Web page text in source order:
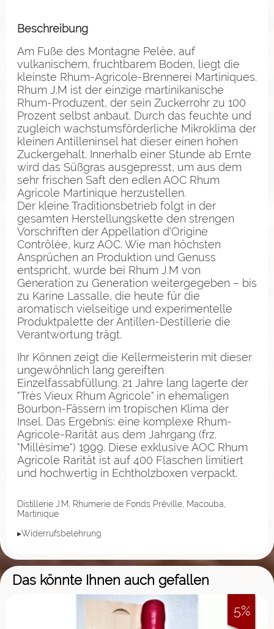
Beschreibung
Am Fuße des Montagne Pelée, auf
vulkanischem, fruchtbarem Boden, liegt die
kleinste Rhum-Agricole-Brennerei Martiniques.
Rhum J.M ist der einzige martinikanische
Rhum-Produzent, der sein Zuckerrohr zu 100
Prozent selbst anbaut. Durch das feuchte und
zugleich wachstumsförderliche Mikroklima der
kleinen Antilleninsel hat dieser einen hohen
Zuckergehalt. Innerhalb einer Stunde ab Ernte
wird das Süßgras ausgepresst, um aus dem
sehr frischen Saft den edlen AOC Rhum
Agricole Martinique herzustellen.
Der kleine Traditionsbetrieb folgt in der
gesamten Herstellungskette den strengen
Vorschriften der Appellation d'Origine
Contrôlée, kurz AOC. Wie man höchsten
Ansprüchen an Produktion und Genuss
entspricht, wurde bei Rhum J.M von
Generation zu Generation weitergegeben – bis
zu Karine Lassalle, die heute für die
aromatisch vielseitige und experimentelle
Produktpalette der Antillen-Destillerie die
Verantwortung trägt.
Ihr Können zeigt die Kellermeisterin mit dieser
ungewöhnlich lang gereiften
Einzelfassabfüllung. 21 Jahre lang lagerte der
"Très Vieux Rhum Agricole" in ehemaligen
Bourbon-Fässern im tropischen Klima der
Insel. Das Ergebnis: eine komplexe Rhum-
Agricole-Rarität aus dem Jahrgang (frz.
"Millésime") 1999. Diese exklusive AOC Rhum
Agricole Rarität ist auf 400 Flaschen limitiert
und hochwertig in Echtholzboxen verpackt.
Distillerie J.M, Rhumerie de Fonds Préville, Macouba,
Martinique
▸Widerrufsbelehrung
Das könnte Ihnen auch gefallen
5%